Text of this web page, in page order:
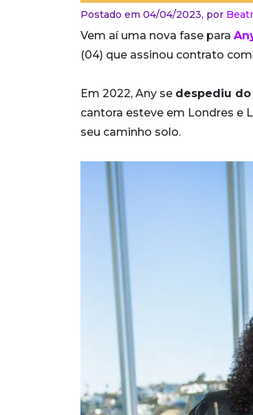
Postado em 04/04/2023, por
Vem aí uma nova fase para
(04) que assinou contrato
Em 2022, Any se despediu
cantora esteve em Londres e
seu caminho solo.